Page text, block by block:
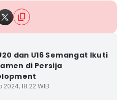
dan U16 Semangat Ikuti
di Persija
2024, 18:22 WIB